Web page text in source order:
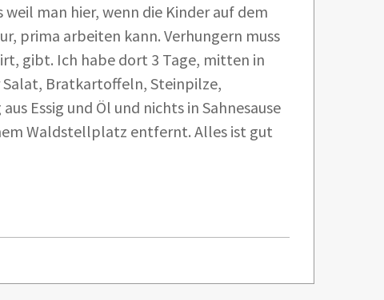
man hier, wenn die Kinder auf dem
prima arbeiten kann. Verhungern muss
gibt. Ich habe dort 3 Tage, mitten in
Salat, Bratkartoffeln, Steinpilze,
Essig und Öl und nichts in Sahnesause
Waldstellplatz entfernt. Alles ist gut